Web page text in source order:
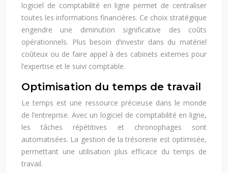
logiciel de comptabilité en ligne permet de centraliser
toutes les informations financières. Ce choix stratégique
engendre une diminution significative des coûts
opérationnels. Plus besoin d’investir dans du matériel
coûteux ou de faire appel à des cabinets externes pour
l’expertise et le suivi comptable.
Optimisation du temps de travail
Le temps est une ressource précieuse dans le monde
de l’entreprise. Avec un logiciel de comptabilité en ligne,
les tâches répétitives et chronophages sont
automatisées. La gestion de la trésorerie est optimisée,
permettant une utilisation plus efficace du temps de
travail.